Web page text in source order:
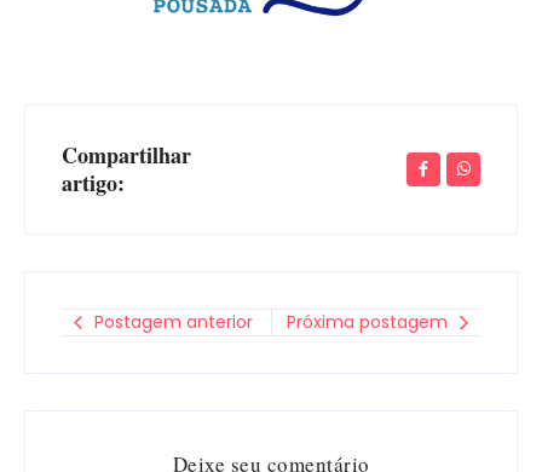
Compartilhar
artigo:
Postagem anterior Próxima postagem
Deixe seu comentário